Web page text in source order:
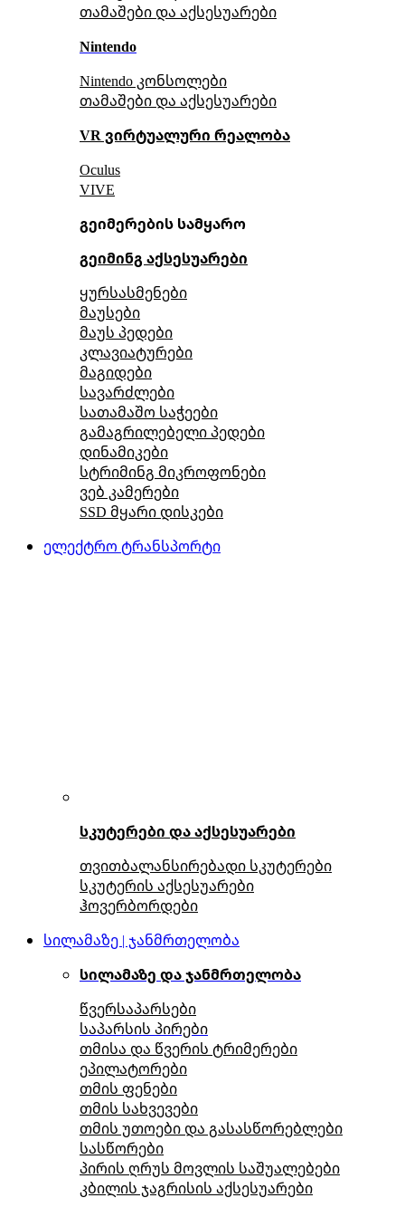
თამაშები და აქსესუარები
Nintendo
Nintendo კონსოლები
თამაშები და აქსესუარები
VR ვირტუალური რეალობა
Oculus
VIVE
გეიმერების სამყარო
გეიმინგ აქსესუარები
ყურსასმენები
მაუსები
მაუს პედები
კლავიატურები
მაგიდები
სავარძლები
სათამაშო საჭეები
გამაგრილებელი პედები
დინამიკები
სტრიმინგ მიკროფონები
ვებ კამერები
SSD მყარი დისკები
ელექტრო ტრანსპორტი
სკუტერები და აქსესუარები
თვითბალანსირებადი სკუტერები
სკუტერის აქსესუარები
ჰოვერბორდები
სილამაზე | ჯანმრთელობა
სილამაზე და ჯანმრთელობა
წვერსაპარსები
საპარსის პირები
თმისა და წვერის ტრიმერები
ეპილატორები
თმის ფენები
თმის სახვევები
თმის უთოები და გასასწორებლები
სასწორები
პირის ღრუს მოვლის საშუალებები
კბილის ჯაგრისის აქსესუარები